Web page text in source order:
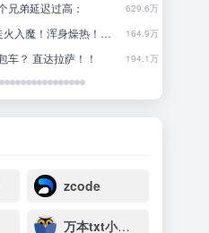
年最满意的购入之👔
代餐电影
zcode
万本txt小说下载网